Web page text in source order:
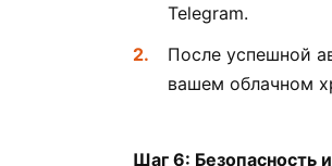
Telegram.
После успешной
вашем облачном
Шаг 6: Безопасность